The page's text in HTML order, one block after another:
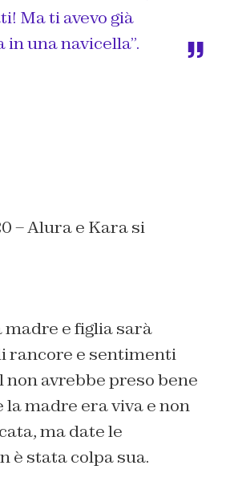
Ma ti avevo già
una navicella”.
– Alura e Kara si
e figlia sarà
rancore e sentimenti
avrebbe preso bene
la madre era viva e non
ma date le
è stata colpa sua.